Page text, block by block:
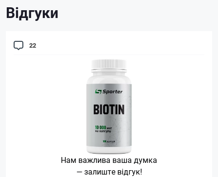
Відгуки
22
Нам важлива ваша думка
— залиште відгук!